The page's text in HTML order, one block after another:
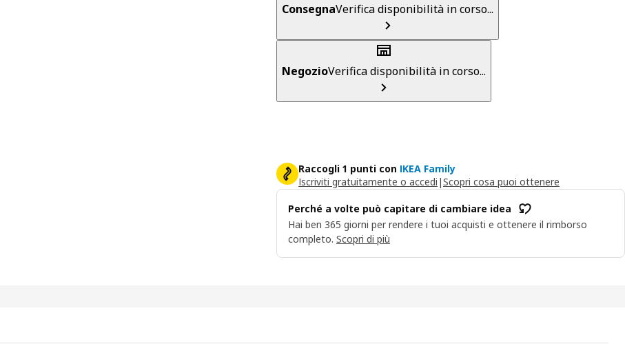
ConsegnaVerifica disponibilità in corso...
NegozioVerifica disponibilità in corso...
Raccogli 1 punti con IKEA Family
Iscriviti gratuitamente o accedi |Scopri cosa puoi ottenere
Perché a volte può capitare di cambiare idea
Hai ben 365 giorni per rendere i tuoi acquisti e ottenere il rimborso
completo. Scopri di più